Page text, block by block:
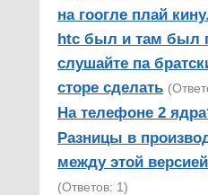
на гоогле плай
htc был и там был
слушайте па
сторе сделать
На телефоне 2
Разницы в
между этой
(Ответов: 1)